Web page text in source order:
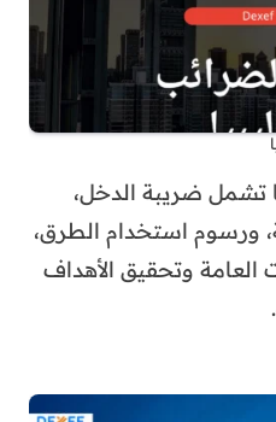
تشمل ضريبة الدخل،
ورسوم استخدام الطرق،
وتحقيق الأهداف